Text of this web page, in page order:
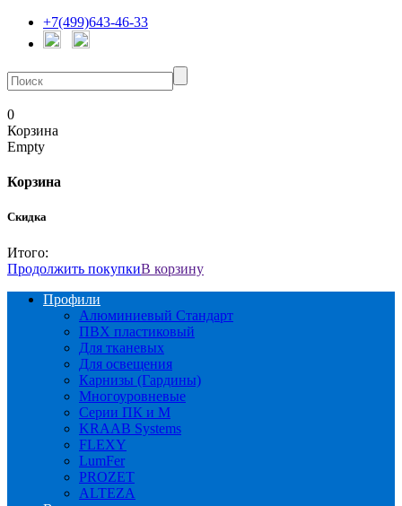
+7(499)643-46-33
0
Корзина
Empty
Корзина
Скидка
Итого:
Продолжить покупкиВ корзину
Профили
Алюминиевый Стандарт
ПВХ пластиковый
Для тканевых
Для освещения
Карнизы (Гардины)
Многоуровневые
Серии ПК и М
KRAAB Systems
FLEXY
LumFer
PROZET
ALTEZA